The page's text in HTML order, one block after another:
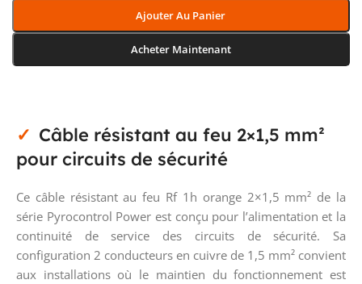
Ajouter Au Panier
Acheter Maintenant
Câble résistant au feu 2×1,5 mm²
pour circuits de sécurité
Ce câble résistant au feu Rf 1h orange 2×1,5 mm² de la
série Pyrocontrol Power est conçu pour l’alimentation et la
continuité de service des circuits de sécurité. Sa
configuration 2 conducteurs en cuivre de 1,5 mm² convient
aux installations où le maintien du fonctionnement est